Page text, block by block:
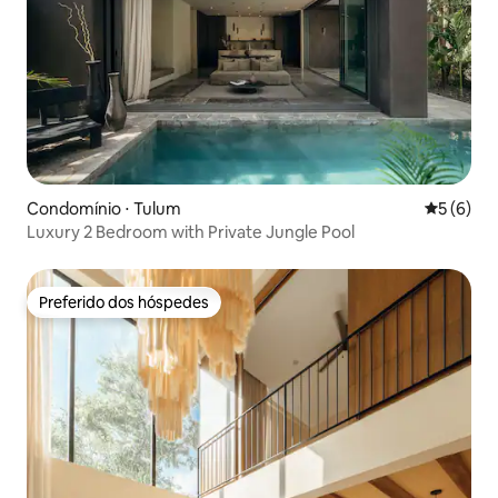
Condomínio ⋅ Tulum 5 de
5 (6)
Luxury 2 Bedroom with Private Jungle Pool
Preferido dos hóspedes
Preferido dos hóspedes